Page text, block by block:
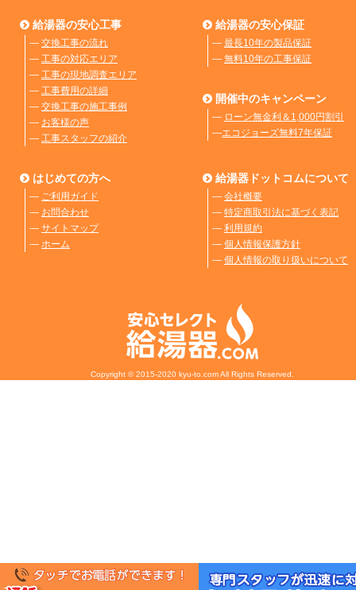
給湯器の安心工事
― 交換工事の流れ
― 工事の対応エリア
― 工事の現地調査エリア
― 工事費用の詳細
― 交換工事の施工事例
― お客様の声
― 工事スタッフの紹介
給湯器の安心保証
― 最長10年の製品保証
― 無料10年の工事保証
開催中のキャンペーン
― ローン無金利＆1,000円割引
―エコジョーズ無料7年保証
はじめての方へ
― ご利用ガイド
― お問合わせ
― サイトマップ
― ホーム
給湯器ドットコムについて
― 会社概要
― 特定商取引法に基づく表記
― 利用規約
― 個人情報保護方針
― 個人情報の取り扱いについて
Copyright © 2015-2020 kyu-to.com All Rights Reserved.